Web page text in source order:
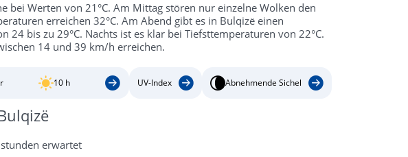
bei Werten von 21°C. Am Mittag stören nur einzelne Wolken den
erreichen 32°C. Am Abend gibt es in Bulqizë einen
24 bis zu 29°C. Nachts ist es klar bei Tiefsttemperaturen von 22°C.
14 und 39 km/h erreichen.
10 h UV-Index Abnehmende Sichel
erwartet